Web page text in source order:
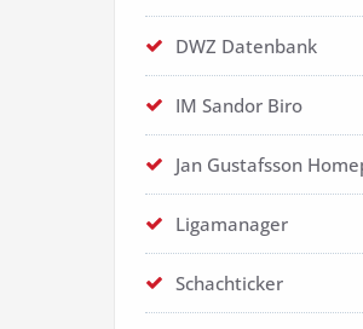
DWZ Datenbank
IM Sandor Biro
Jan Gustafsson
Ligamanager
Schachticker